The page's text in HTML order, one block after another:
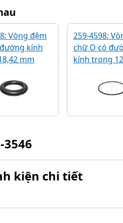
Vòng đệm
kính
mm
259-4598:
chữ O có
kính trong
3546
kiện chi tiết